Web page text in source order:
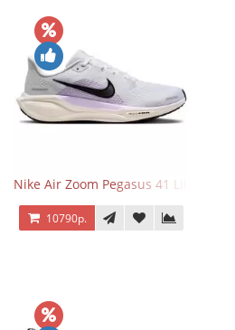
Nike Air Zoom Pegasus 41 Lilac Bloom
10790р.